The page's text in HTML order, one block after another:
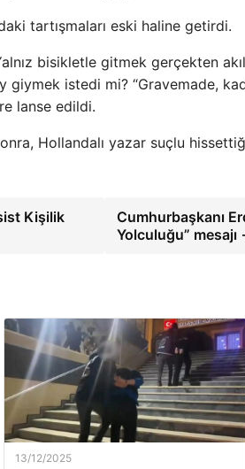
tartışmaları eski haline getirdi.
bisikletle gitmek gerçekten
giymek istedi mi? “Gravemade,
lanse edildi.
Hollandalı yazar suçlu
Kişilik
Cumhurbaşkanı
Yolculuğu” mesajı
13/12/2025